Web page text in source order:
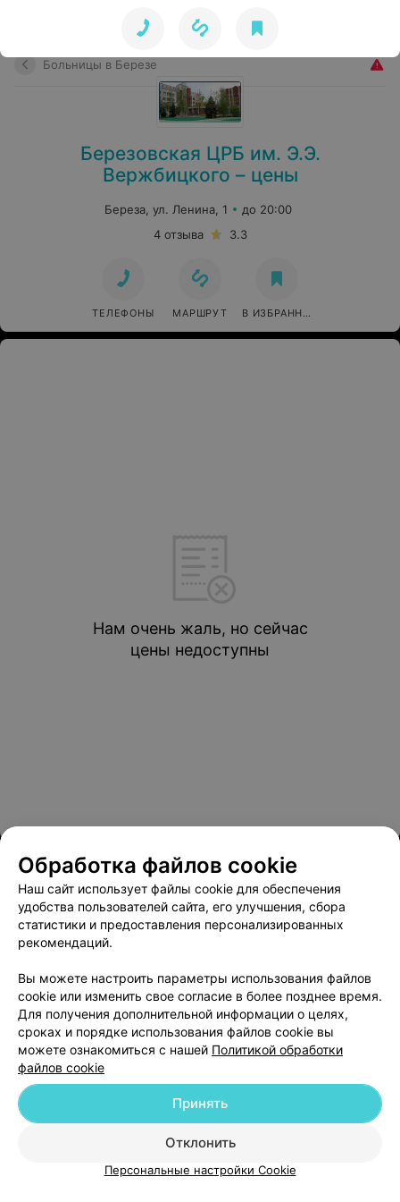
Больницы в Березе
Березовская ЦРБ им. Э.Э.
Вержбицкого – цены
Береза, ул. Ленина, 1
до 20:00
4 отзыва
3.3
ТЕЛЕФОНЫ МАРШРУТ В ИЗБРАННОЕ
Нам очень жаль, но сейчас
цены недоступны
О проекте Новости проекта
Размещение рекламы
Медицинский маркетинг
Публичный договор
Вакансии
Партнеры
Написать руководителю 103.by
Написать в поддержку
Персональные настройки cookie
Обработка персональных данных
ВЫ ВЛАДЕЛЕЦ?
Обработка файлов cookie
Наш сайт использует файлы cookie для обеспечения
удобства пользователей сайта, его улучшения, сбора
статистики и предоставления персонализированных
рекомендаций.
Вы можете настроить параметры использования файлов
cookie или изменить свое согласие в более позднее время.
Для получения дополнительной информации о целях,
сроках и порядке использования файлов cookie вы
можете ознакомиться с нашей Политикой обработки
файлов cookie
Отклонить
Принять
Персональные настройки Cookie